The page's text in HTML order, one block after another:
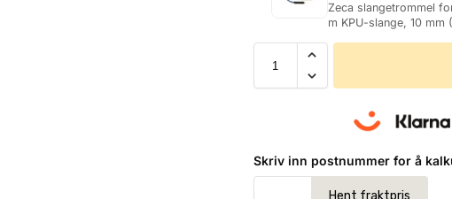
Zeca slangetrommel
m KPU-slange, 10 mm
Skriv inn postnummer for å